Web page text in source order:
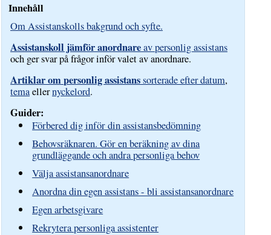
Innehåll
Om Assistanskolls bakgrund och syfte.
Assistanskoll jämför anordnareav personlig assistans
och ger svar på frågor inför valet av anordnare.
Artiklar om personlig assistanssorterade efter datum,
temaellernyckelord.
Guider:
Förbered dig inför din assistansbedömning
Behovsräknaren. Gör en beräkning av dina
grundläggande och andra personliga behov
Välja assistansanordnare
Anordna din egen assistans - bli assistansanordnare
Egen arbetsgivare
Rekrytera personliga assistenter